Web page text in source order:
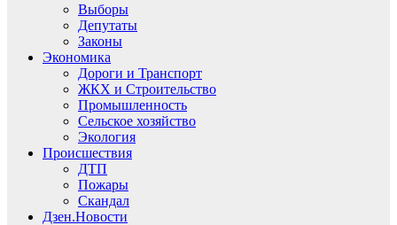
Выборы
Депутаты
Законы
Экономика
Дороги и Транспорт
ЖКХ и Строительство
Промышленность
Сельское хозяйство
Экология
Происшествия
ДТП
Пожары
Скандал
Дзен.Новости